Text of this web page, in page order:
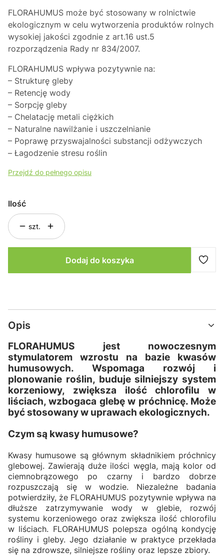
FLORAHUMUS może być stosowany w rolnictwie
ekologicznym w celu wytworzenia produktów rolnych
wysokiej jakości zgodnie z art.16 ust.5
rozporządzenia Rady nr 834/2007.
FLORAHUMUS wpływa pozytywnie na:
– Strukturę gleby
– Retencję wody
– Sorpcję gleby
– Chelatację metali ciężkich
– Naturalne nawilżanie i uszczelnianie
– Poprawę przyswajalności substancji odżywczych
– Łagodzenie stresu roślin
Przejdź do pełnego opisu
Ilość
szt.
Dodaj do koszyka
Opis
FLORAHUMUS jest nowoczesnym
stymulatorem wzrostu na bazie kwasów
humusowych. Wspomaga rozwój i
plonowanie roślin, buduje silniejszy system
korzeniowy, zwiększa ilość chlorofilu w
liściach, wzbogaca glebę w próchnicę. Może
być stosowany w uprawach ekologicznych.
Czym są kwasy humusowe?
Kwasy humusowe są głównym składnikiem próchnicy
glebowej. Zawierają duże ilości węgla, mają kolor od
ciemnobrązowego po czarny i bardzo dobrze
rozpuszczają się w wodzie. Niezależne badania
potwierdziły, że FLORAHUMUS pozytywnie wpływa na
dłuższe zatrzymywanie wody w glebie, rozwój
systemu korzeniowego oraz zwiększa ilość chlorofilu
w liściach. FLORAHUMUS polepsza ogólną kondycję
rośliny i gleby. Jego działanie w praktyce przekłada
się na zdrowsze, silniejsze rośliny oraz lepsze zbiory.